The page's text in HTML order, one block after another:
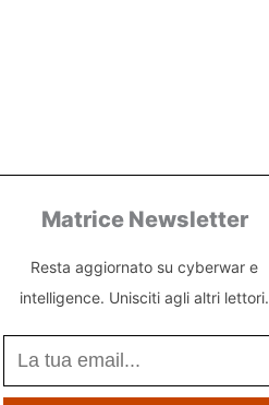
Matrice Newsletter
Resta aggiornato su cyberwar e
intelligence. Unisciti agli altri lettori.